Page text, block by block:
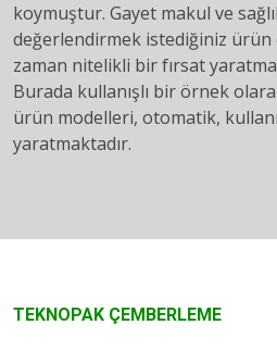
koymuştur. Gayet makul ve
değerlendirmek istediğiniz
zaman nitelikli bir fırsat
Burada kullanışlı bir örnek
ürün modelleri, otomatik,
yaratmaktadır.
TEKNOPAK ÇEMBERLEME